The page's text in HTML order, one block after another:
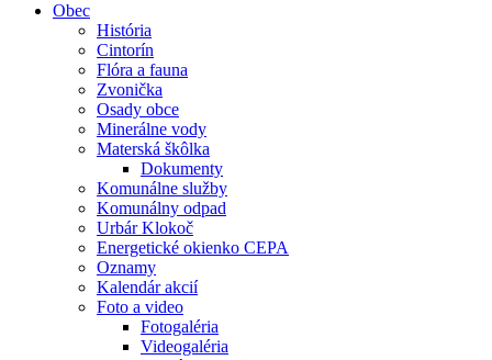
Obec
História
Cintorín
Flóra a fauna
Zvonička
Osady obce
Minerálne vody
Materská škôlka
Dokumenty
Komunálne služby
Komunálny odpad
Urbár Klokoč
Energetické okienko CEPA
Oznamy
Kalendár akcií
Foto a video
Fotogaléria
Videogaléria